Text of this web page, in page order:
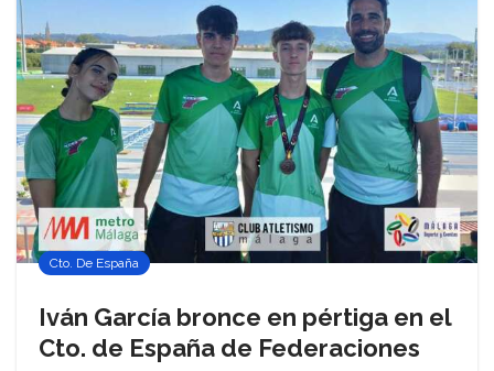
Cto. De España
Iván García bronce en pértiga en el
Cto. de España de Federaciones